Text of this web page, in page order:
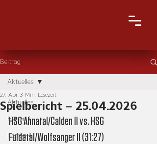
Beitrag
Aktuelles
Herren I
Herren II
Aktuelles
Spielbericht – 25.04.2026
27. Apr. 3 Min. Lesezeit
HSG Ahnatal/Calden II vs. HSG
Fuldatal/Wolfsanger II (31:27)